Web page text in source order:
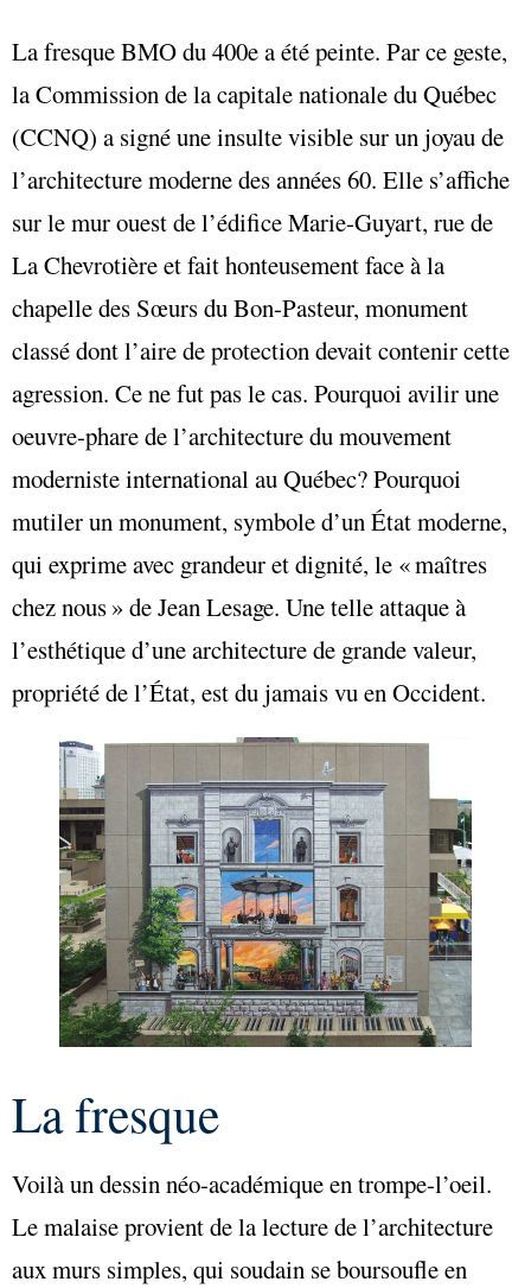
La fresque BMO du 400e a été peinte. Par ce geste,
la Commission de la capitale nationale du Québec
(CCNQ) a signé une insulte visible sur un joyau de
l’architecture moderne des années 60. Elle s’affiche
sur le mur ouest de l’édifice Marie-Guyart, rue de
La Chevrotière et fait honteusement face à la
chapelle des Sœurs du Bon-Pasteur, monument
classé dont l’aire de protection devait contenir cette
agression. Ce ne fut pas le cas. Pourquoi avilir une
oeuvre-phare de l’architecture du mouvement
moderniste international au Québec? Pourquoi
mutiler un monument, symbole d’un État moderne,
qui exprime avec grandeur et dignité, le « maîtres
chez nous » de Jean Lesage. Une telle attaque à
l’esthétique d’une architecture de grande valeur,
propriété de l’État, est du jamais vu en Occident.
La fresque
Voilà un dessin néo-académique en trompe-l’oeil.
Le malaise provient de la lecture de l’architecture
aux murs simples, qui soudain se boursoufle en